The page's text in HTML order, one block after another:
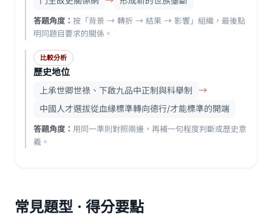
答題角度： 按「背景 → 轉折 → 結果 → 影響」組織，最後點
明同題目要求的關係。
比較分析
歷史地位
上承世卿世祿、下啟九品中正制與科舉制
→
中國人才選拔從血緣標準轉向德行/才能標準的開端
答題角度： 用同一準則對照兩邊，再補一句程度判斷或歷史意
義。
常見題型 · 得分要點